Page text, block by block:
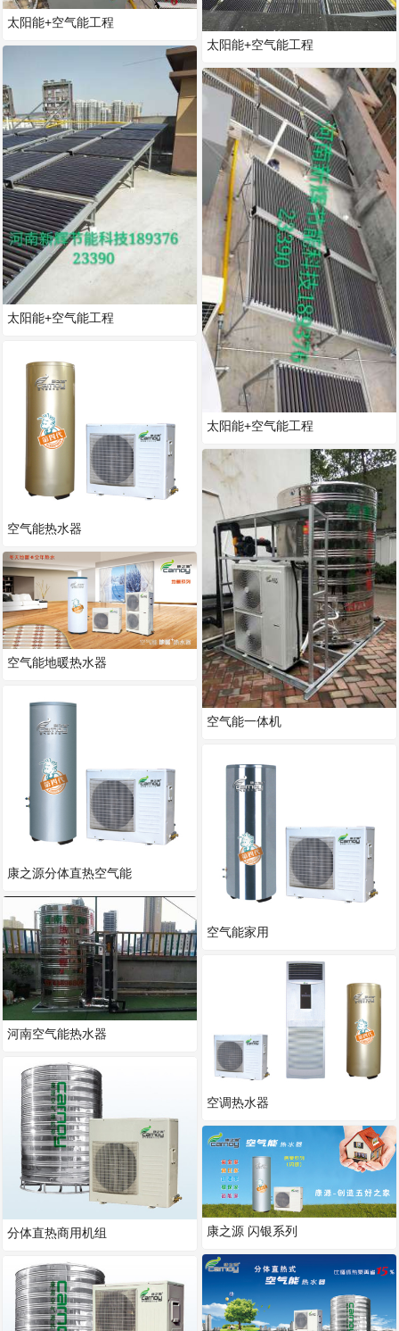
太阳能+空气能工程
太阳能+空气能工程
空气能热水器
空气能地暖热水器
康之源分体直热空气能
河南空气能热水器
分体直热商用机组
太阳能+空气能工程
太阳能+空气能工程
空气能一体机
空气能家用
空调热水器
康之源 闪银系列